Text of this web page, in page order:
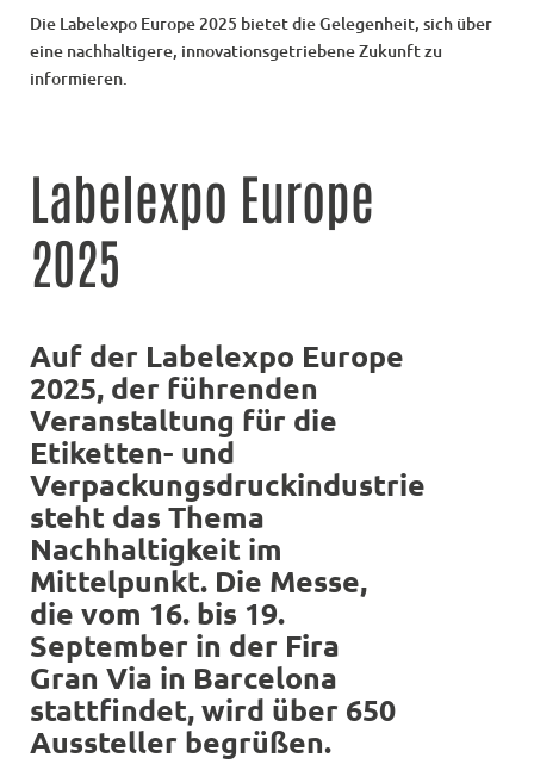
Die Labelexpo Europe 2025 bietet die Gelegenheit, sich über
eine nachhaltigere, innovationsgetriebene Zukunft zu
informieren.
Labelexpo Europe
2025
Auf der Labelexpo Europe
2025, der führenden
Veranstaltung für die
Etiketten- und
Verpackungsdruckindustrie
steht das Thema
Nachhaltigkeit im
Mittelpunkt. Die Messe,
die vom 16. bis 19.
September in der Fira
Gran Via in Barcelona
stattfindet, wird über 650
Aussteller begrüßen.